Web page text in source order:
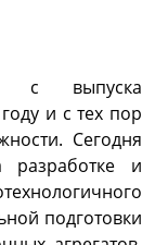
с выпуска
и с тех пор
Сегодня
разработке и
подготовки